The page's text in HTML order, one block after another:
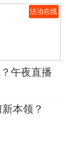
法治在线
午夜直播
本领？